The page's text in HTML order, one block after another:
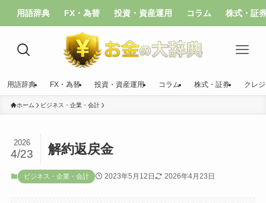
用語辞典 FX・為替 投資・資産運用 コラム 株式・証
用語辞典 FX・為替 投資・資産運用 コラム 株式・証券 クレ
ホーム ビジネス・企業・会計
解約返戻金
2026
4/23
ビジネス・企業・会計 2023年5月12日 2026年4月23日